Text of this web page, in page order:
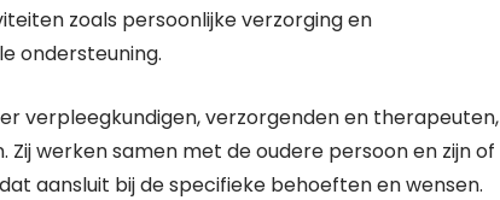
zoals persoonlijke verzorging en
ondersteuning.
verpleegkundigen, verzorgenden en therapeuten,
werken samen met de oudere persoon en zijn of
aansluit bij de specifieke behoeften en wensen.